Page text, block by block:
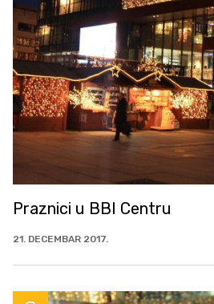
Praznici u BBI Centru
21. DECEMBAR 2017.